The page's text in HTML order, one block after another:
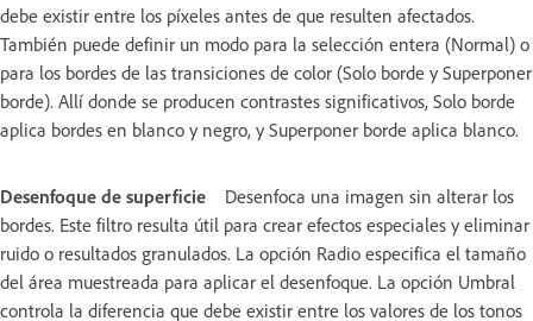
debe existir entre los píxeles antes de que resulten afectados.
También puede definir un modo para la selección entera (Normal) o
para los bordes de las transiciones de color (Solo borde y Superponer
borde). Allí donde se producen contrastes significativos, Solo borde
aplica bordes en blanco y negro, y Superponer borde aplica blanco.
Desenfoque de superficie
Desenfoca una imagen sin alterar los
bordes. Este filtro resulta útil para crear efectos especiales y eliminar
ruido o resultados granulados. La opción Radio especifica el tamaño
del área muestreada para aplicar el desenfoque. La opción Umbral
controla la diferencia que debe existir entre los valores de los tonos